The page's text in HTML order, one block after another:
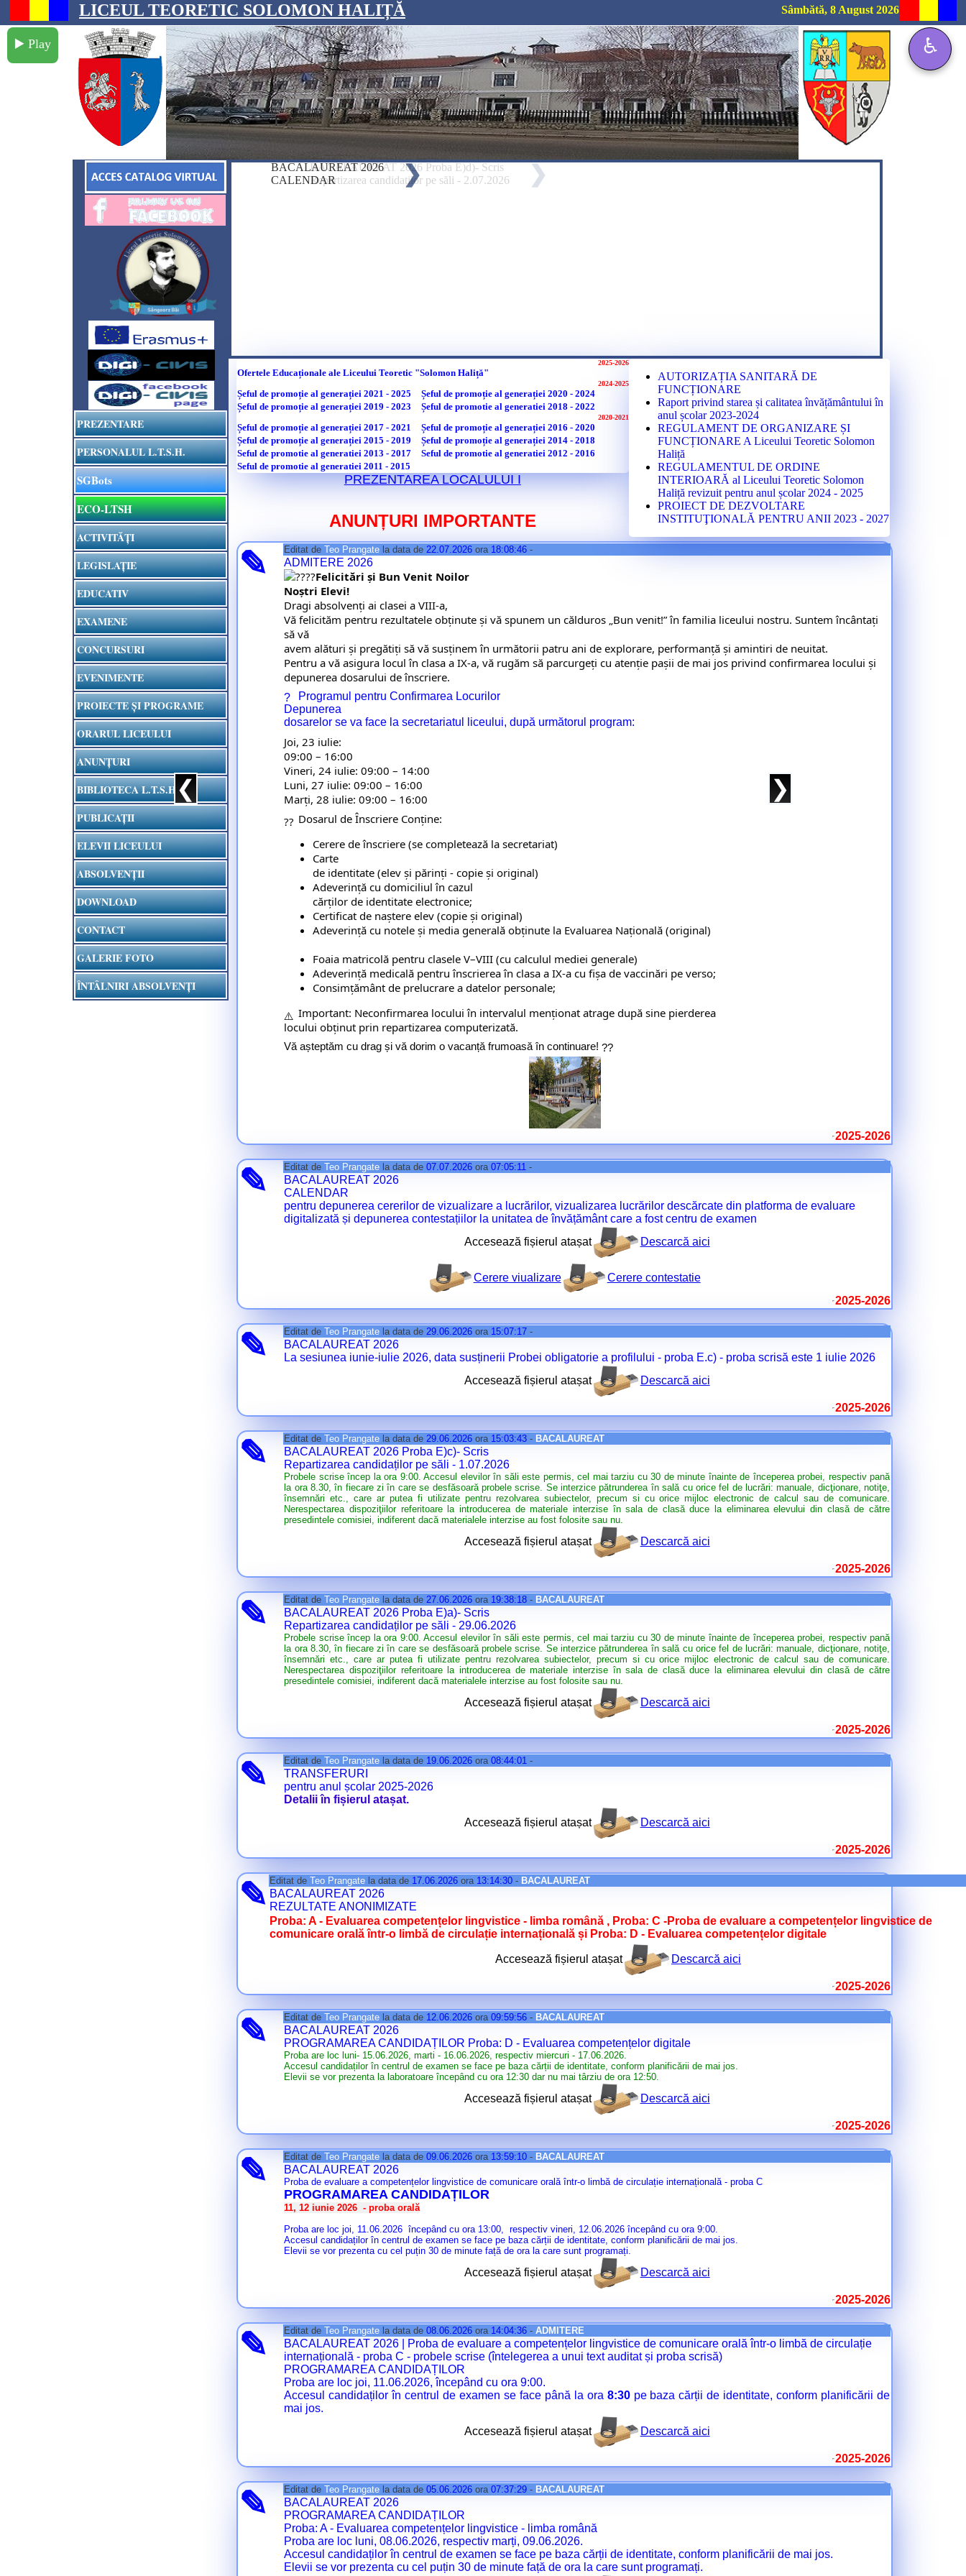
▶️ Play ♿
LICEUL TEORETIC SOLOMON HALIȚĂ Sâmbătă, 8 August 2026
❮ ❯
PREZENTARE
PERSONALUL L.T.S.H.
SGBots
ECO-LTSH
ACTIVITĂȚI
LEGISLAȚIE
EDUCATIV
EXAMENE
CONCURSURI
EVENIMENTE
PROIECTE ȘI PROGRAME
ORARUL LICEULUI
ANUNȚURI
BIBLIOTECA L.T.S.H.
PUBLICAȚII
ELEVII LICEULUI
ABSOLVENȚII
DOWNLOAD
CONTACT
GALERIE FOTO
ÎNTÂLNIRI ABSOLVENȚI
ADMITERE 2026 ❯
BACALAUREAT 2026
CALENDAR
❯
BACALAUREAT 2026 Proba E)d)- Scris
Repartizarea candidaților pe săli - 2.07.2026
❯
BACALAUREAT 2026
La sesiunea iunie-iulie 2026, data susținerii Probei obligatorie a profilului - proba E.c) - proba scrisă este 1 iulie 2026
BACALAUREAT 2026 Proba E)c)- Scris
Repartizarea candidaților pe săli - 1.07.2026
2025-2026
Ofertele Educaționale ale Liceului Teoretic "Solomon Haliță"
2024-2025
Șeful de promoție al generației 2021 - 2025
Șeful de promoție al generației 2020 - 2024
Șeful de promoție al generației 2019 - 2023
Șeful de promotie al generatiei 2018 - 2022
2020-2021
Șeful de promoție al generației 2017 - 2021
Șeful de promoție al generației 2016 - 2020
Șeful de promoție al generației 2015 - 2019
Șeful de promoție al generației 2014 - 2018
Seful de promotie al generatiei 2013 - 2017
Seful de promotie al generatiei 2012 - 2016
Seful de promotie al generatiei 2011 - 2015
AUTORIZAȚIA SANITARĂ DE
FUNCȚIONARE
Raport privind starea și calitatea învățământului în
anul școlar 2023-2024
REGULAMENT DE ORGANIZARE ȘI
FUNCȚIONARE A Liceului Teoretic Solomon
Haliță
REGULAMENTUL DE ORDINE
INTERIOARĂ al Liceului Teoretic Solomon
Haliță revizuit pentru anul școlar 2024 - 2025
PROIECT DE DEZVOLTARE
INSTITUŢIONALĂ PENTRU ANII 2023 - 2027
PREZENTAREA LOCALULUI I
ANUNȚURI IMPORTANTE
✎ Editat deTeo Prangate la data de22.07.2026 ora 18:08:46-
ADMITERE 2026
Felicitări și Bun Venit Noilor
Noștri Elevi!
Dragi absolvenți ai clasei a VIII-a,
Vă felicităm pentru rezultatele obținute și vă spunem un călduros „Bun venit!” în familia liceului nostru. Suntem încântați
să vă
avem alături și pregătiți să vă susținem în următorii patru ani de explorare, performanță și amintiri de neuitat.
Pentru a vă asigura locul în clasa a IX-a, vă rugăm să parcurgeți cu atenție pașii de mai jos privind confirmarea locului și
depunerea dosarului de înscriere.
Programul pentru Confirmarea Locurilor
Depunerea
dosarelor se va face la secretariatul liceului, după următorul program:
Joi, 23 iulie:
09:00 – 16:00
Vineri, 24 iulie: 09:00 – 14:00
Luni, 27 iulie: 09:00 – 16:00
Marți, 28 iulie: 09:00 – 16:00
Dosarul de Înscriere Conține:
Cerere de înscriere (se completează la secretariat)
Carte
de identitate (elev și părinți - copie și original)
Adeverință cu domiciliul în cazul
cărților de identitate electronice;
Certificat de naștere elev (copie și original)
Adeverință cu notele și media generală obținute la Evaluarea Națională (original)
Foaia matricolă pentru clasele V–VIII (cu calculul mediei generale)
Adeverință medicală pentru înscrierea în clasa a IX-a cu fișa de vaccinări pe verso;
Consimțământ de prelucrare a datelor personale;
Important: Neconfirmarea locului în intervalul menționat atrage după sine pierderea
Vă așteptăm cu drag și vă dorim o vacanță frumoasă în continuare!
2025-2026
✎ Editat deTeo Prangate la data de07.07.2026 ora07:05:11-
BACALAUREAT 2026
CALENDAR
pentru depunerea cererilor de vizualizare a lucrărilor, vizualizarea lucrărilor descărcate din platforma de evaluare
digitalizată și depunerea contestațiilor la unitatea de învățământ care a fost centru de examen
Accesează fișierul atașat
Descarcă aici
Cerere viualizare
Cerere contestatie
2025-2026
✎ Editat deTeo Prangate la data de29.06.2026 ora 15:07:17-
BACALAUREAT 2026
La sesiunea iunie-iulie 2026, data susținerii Probei obligatorie a profilului - proba E.c) - proba scrisă este 1 iulie 2026
Accesează fișierul atașat
Descarcă aici
2025-2026
✎ Editat deTeo Prangate la data de29.06.2026 ora 15:03:43- BACALAUREAT
BACALAUREAT 2026 Proba E)c)- Scris
Repartizarea candidaților pe săli - 1.07.2026
Probele scrise încep la ora 9:00. Accesul elevilor în săli este permis, cel mai tarziu cu 30 de minute înainte de începerea probei, respectiv pană
la ora 8.30, în fiecare zi în care se desfăsoară probele scrise. Se interzice pătrunderea în sală cu orice fel de lucrări: manuale, dicţionare, notiţe,
însemnări etc., care ar putea fi utilizate pentru rezolvarea subiectelor, precum si cu orice mijloc electronic de calcul sau de comunicare.
Nerespectarea dispoziţiilor referitoare la introducerea de materiale interzise în sala de clasă duce la eliminarea elevului din clasă de către
presedintele comisiei, indiferent dacă materialele interzise au fost folosite sau nu.
Accesează fișierul atașat Descarcă aici
2025-2026
✎ Editat deTeo Prangate la data de27.06.2026 ora 19:38:18- BACALAUREAT
BACALAUREAT 2026 Proba E)a)- Scris
Repartizarea candidaților pe săli - 29.06.2026
Probele scrise încep la ora 9:00. Accesul elevilor în săli este permis, cel mai tarziu cu 30 de minute înainte de începerea probei, respectiv pană
la ora 8.30, în fiecare zi în care se desfăsoară probele scrise. Se interzice pătrunderea în sală cu orice fel de lucrări: manuale, dicţionare, notiţe,
însemnări etc., care ar putea fi utilizate pentru rezolvarea subiectelor, precum si cu orice mijloc electronic de calcul sau de comunicare.
Nerespectarea dispoziţiilor referitoare la introducerea de materiale interzise în sala de clasă duce la eliminarea elevului din clasă de către
presedintele comisiei, indiferent dacă materialele interzise au fost folosite sau nu.
Accesează fișierul atașat Descarcă aici
2025-2026
✎ Editat deTeo Prangate la data de 19.06.2026 ora08:44:01-
TRANSFERURI
pentru anul școlar 2025-2026
Detalii în fișierul atașat.
Accesează fișierul atașat
Descarcă aici
2025-2026
✎ Editat de Teo Prangatela data de 17.06.2026ora 13:14:30 - BACALAUREAT
BACALAUREAT 2026
REZULTATE ANONIMIZATE
Proba: A - Evaluarea competențelor lingvistice - limba română , Proba: C -Proba de evaluare a competențelor lingvistice de
comunicare orală într-o limbă de circulație internațională și Proba: D - Evaluarea competențelor digitale
Accesează fișierul atașat Descarcă aici
2025-2026
✎ Editat deTeo Prangate la data de 12.06.2026 ora09:59:56- BACALAUREAT
BACALAUREAT 2026
PROGRAMAREA CANDIDAȚILOR Proba: D - Evaluarea competențelor digitale
Proba are loc luni- 15.06.2026, marti - 16.06.2026, respectiv miercuri - 17.06.2026.
Accesul candidaților în centrul de examen se face pe baza cărții de identitate, conform planificării de mai jos.
Elevii se vor prezenta la laboratoare începând cu ora 12:30 dar nu mai târziu de ora 12:50.
Accesează fișierul atașat Descarcă aici
2025-2026
✎ Editat deTeo Prangate la data de09.06.2026 ora 13:59:10- BACALAUREAT
BACALAUREAT 2026
Proba de evaluare a competențelor lingvistice de comunicare orală într-o limbă de circulație internațională - proba C
PROGRAMAREA CANDIDAȚILOR
11, 12 iunie 2026 - proba orală
Proba are loc joi, 11.06.2026 începând cu ora 13:00, respectiv vineri, 12.06.2026 începând cu ora 9:00.
Accesul candidaților în centrul de examen se face pe baza cărții de identitate, conform planificării de mai jos.
Elevii se vor prezenta cu cel puțin 30 de minute față de ora la care sunt programați.
Accesează fișierul atașat Descarcă aici
2025-2026
✎ Editat deTeo Prangate la data de08.06.2026 ora 14:04:36-ADMITERE
BACALAUREAT 2026 | Proba de evaluare a competențelor lingvistice de comunicare orală într-o limbă de circulație
internațională - proba C - probele scrise (întelegerea a unui text auditat și proba scrisă)
PROGRAMAREA CANDIDAȚILOR
Proba are loc joi, 11.06.2026, începând cu ora 9:00.
Accesul candidaților în centrul de examen se face până la ora 8:30pe baza cărții de identitate, conform planificării de
mai jos.
Accesează fișierul atașat
Descarcă aici
2025-2026
✎ Editat deTeo Prangate la data de05.06.2026 ora07:37:29- BACALAUREAT
BACALAUREAT 2026
PROGRAMAREA CANDIDAȚILOR
Proba: A - Evaluarea competențelor lingvistice - limba română
Proba are loc luni, 08.06.2026, respectiv marți, 09.06.2026.
Accesul candidaților în centrul de examen se face pe baza cărții de identitate, conform planificării de mai jos.
Elevii se vor prezenta cu cel puțin 30 de minute față de ora la care sunt programați.